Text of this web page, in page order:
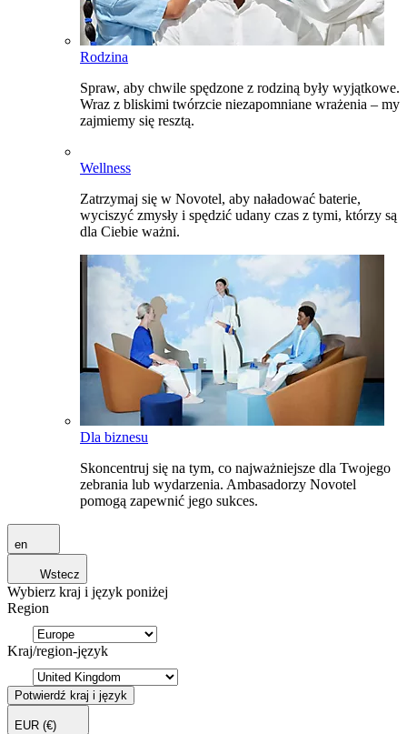
Rodzina
Spraw, aby chwile spędzone z rodziną były wyjątkowe.
Wraz z bliskimi twórzcie niezapomniane wrażenia – my
zajmiemy się resztą.
Wellness
Zatrzymaj się w Novotel, aby naładować baterie,
wyciszyć zmysły i spędzić udany czas z tymi, którzy są
dla Ciebie ważni.
Dla biznesu
Skoncentruj się na tym, co najważniejsze dla Twojego
zebrania lub wydarzenia. Ambasadorzy Novotel
pomogą zapewnić jego sukces.
en
Wstecz
Wybierz kraj i język poniżej
Region
Kraj/region-język
Potwierdź kraj i język
EUR (€)